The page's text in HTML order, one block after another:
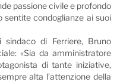
passione civile e profondo
condoglianze ai suoi
di Ferriere, Bruno
«Sia da amministratore
di tante iniziative,
alta l’attenzione della